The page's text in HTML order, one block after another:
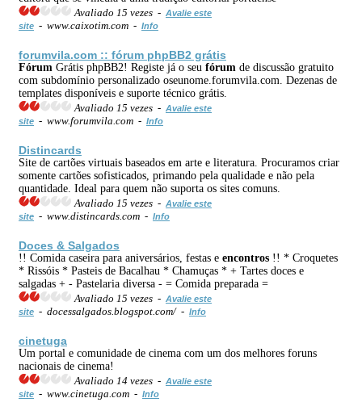
Avaliado 15 vezes - Avalie este
site - www.caixotim.com - Info
forumvila.com :: fórum phpBB2 grátis
Fórum Grátis phpBB2! Registe já o seu fórum de discussão gratuito
com subdomínio personalizado oseunome.forumvila.com. Dezenas de
templates disponíveis e suporte técnico grátis.
Avaliado 15 vezes - Avalie este
site - www.forumvila.com - Info
Distincards
Site de cartões virtuais baseados em arte e literatura. Procuramos criar
somente cartões sofisticados, primando pela qualidade e não pela
quantidade. Ideal para quem não suporta os sites comuns.
Avaliado 15 vezes - Avalie este
site - www.distincards.com - Info
Doces & Salgados
!! Comida caseira para aniversários, festas e encontros !! * Croquetes
* Rissóis * Pasteis de Bacalhau * Chamuças * + Tartes doces e
salgadas + - Pastelaria diversa - = Comida preparada =
Avaliado 15 vezes - Avalie este
site - docessalgados.blogspot.com/ - Info
cinetuga
Um portal e comunidade de cinema com um dos melhores foruns
nacionais de cinema!
Avaliado 14 vezes - Avalie este
site - www.cinetuga.com - Info